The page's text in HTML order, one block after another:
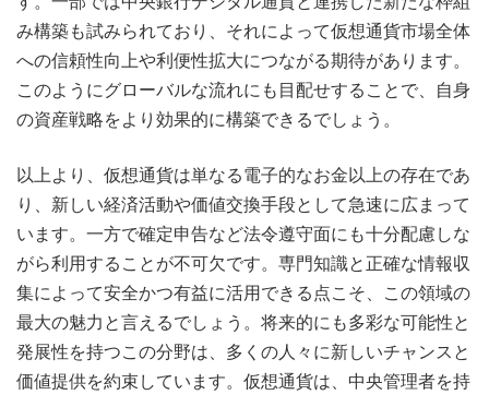
み構築も試みられており、それによって仮想通貨市場全体
への信頼性向上や利便性拡大につながる期待があります。
このようにグローバルな流れにも目配せすることで、自身
の資産戦略をより効果的に構築できるでしょう。
以上より、仮想通貨は単なる電子的なお金以上の存在であ
り、新しい経済活動や価値交換手段として急速に広まって
います。一方で確定申告など法令遵守面にも十分配慮しな
がら利用することが不可欠です。専門知識と正確な情報収
集によって安全かつ有益に活用できる点こそ、この領域の
最大の魅力と言えるでしょう。将来的にも多彩な可能性と
発展性を持つこの分野は、多くの人々に新しいチャンスと
価値提供を約束しています。仮想通貨は、中央管理者を持